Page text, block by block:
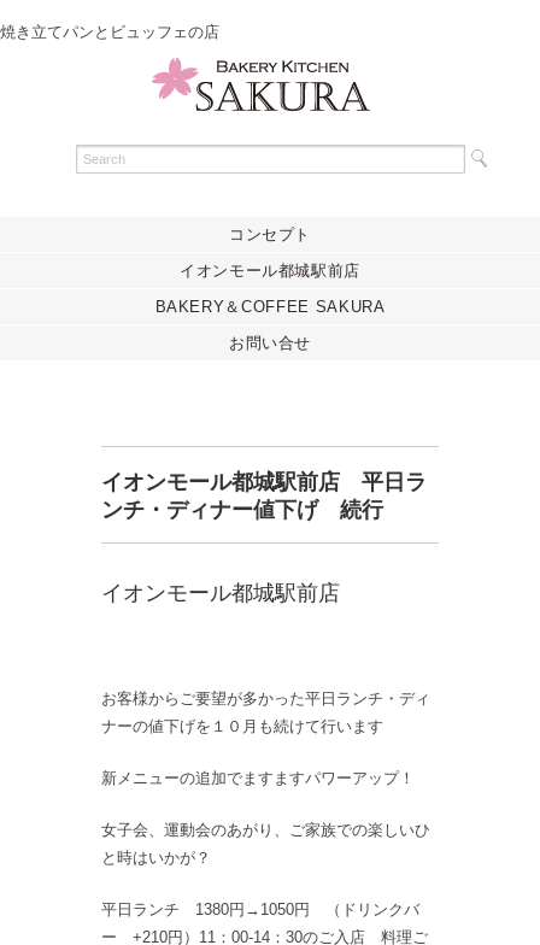
焼き立てパンとビュッフェの店
コンセプト
イオンモール都城駅前店
BAKERY＆COFFEE SAKURA
お問い合せ
イオンモール都城駅前店 平日ラ
ンチ・ディナー値下げ 続行
イオンモール都城駅前店
お客様からご要望が多かった平日ランチ・ディ
ナーの値下げを１０月も続けて行います
新メニューの追加でますますパワーアップ！
女子会、運動会のあがり、ご家族での楽しいひ
と時はいかが？
平日ランチ 1380円→1050円 （ドリンクバ
ー +210円）11：00-14：30のご入店 料理ご